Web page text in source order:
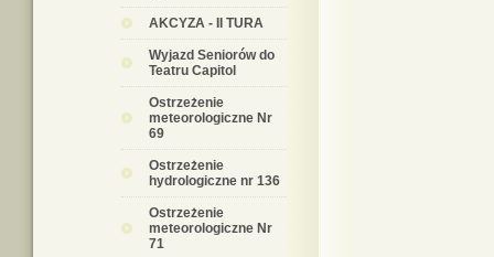
AKCYZA - II TURA
Wyjazd Seniorów do
Teatru Capitol
Ostrzeżenie
meteorologiczne Nr
69
Ostrzeżenie
hydrologiczne nr 136
Ostrzeżenie
meteorologiczne Nr
71